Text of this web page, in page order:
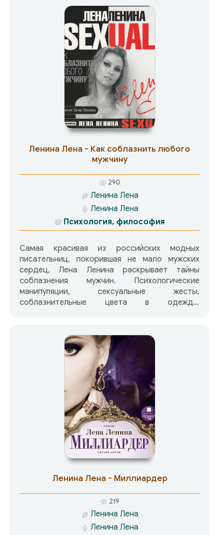
жесты, эротикостимулирующие эфирные
масла, и психологические методики: «как
научить мужчину дарить подарки», «как
понравиться, не произнося ни одного слова»
или «как сделать его верным в любви».
Ленина Лена - Как соблазнить любого
мужчину
290
Ленина Лена
Ленина Лена
Психология, философия
Самая красивая из российских модных
писательниц, покорившая не мало мужских
сердец, Лена Ленина раскрывает тайны
соблазнения мужчин. Психологические
манипуляции, сексуальные жесты,
соблазнительные цвета в одежде,
все, что должна знать каждая женщина,
желающая завоевать любимого-мужчину.
Женщины откроют для себя секреты мужской
потенции и оргазма и научатся управлять
мужским желанием и чувствами. Эта книга
расскажет о многообразии сексуальных
фантазий и эротических поцелуев, о том, как
познакомиться, понравиться и быстро
соблазнить любого мужчину.
Ленина Лена - Миллиардер
219
Ленина Лена
Ленина Лена